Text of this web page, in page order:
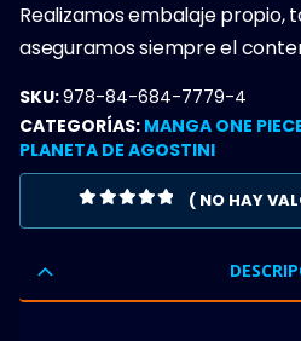
Realizamos embalaje propio,
aseguramos siempre el
SKU:978-84-684-7779-4
CATEGORÍAS: MANGA ONE
PLANETA DE AGOSTINI
( NO HAY